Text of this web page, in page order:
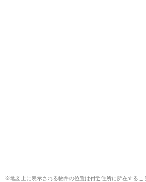
※地図上に表示される物件の位置は付近住所に所在するこ